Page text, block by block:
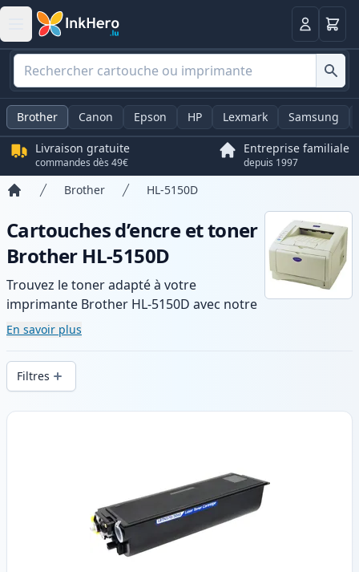
Panier
Brother Canon Epson HP Lexmark Samsung
Livraison gratuite
commandes dès 49€
Entreprise familiale
depuis 1997
Brother HL-5150D
Cartouches d’encre et toner
Brother HL-5150D
Trouvez le toner adapté à votre
imprimante Brother HL-5150D avec notre
gamme de cartouches compatibles et
haute capacité. Profitez d’une qualité
d’impression constante et d’une livraison
rapide depuis un stock local en .
En savoir plus
Filtres
Produits